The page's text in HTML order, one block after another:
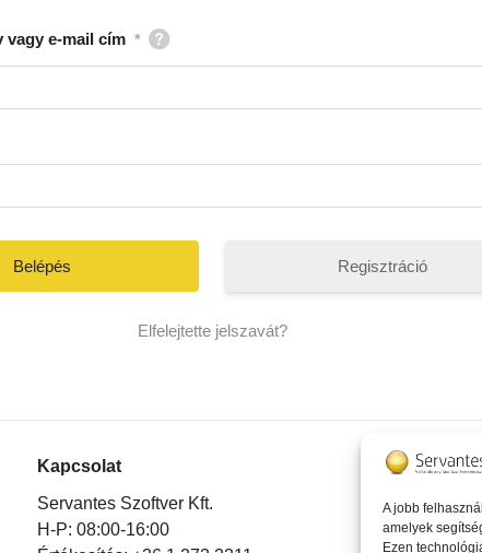
A jobb
amelyek
Ezen
vagy e-mail cím *
Regisztráció
Elfelejtette jelszavát?
Kapcsolat
Servantes Szoftver Kft.
H-P: 08:00-16:00
Az